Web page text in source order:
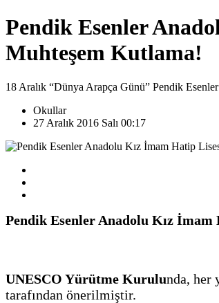
Pendik Esenler
Muhteşem Kutlama!
18 Aralık “Dünya Arapça Günü” Pendik
Okullar
27 Aralık 2016 Salı 00:17
Pendik Esenler Anadolu Kız İmam
UNESCO Yürütme Kurulunda, her
tarafından önerilmiştir.